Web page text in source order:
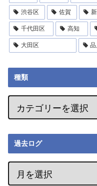
渋谷区 佐賀
千代田区 高知
大田区
種類
過去ログ